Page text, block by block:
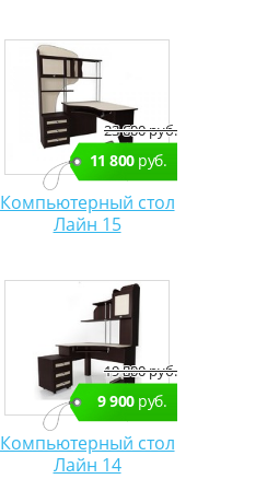
23 600 руб.
11 800руб.
Компьютерный стол
Лайн 15
19 800 руб.
9 900руб.
Компьютерный стол
Лайн 14